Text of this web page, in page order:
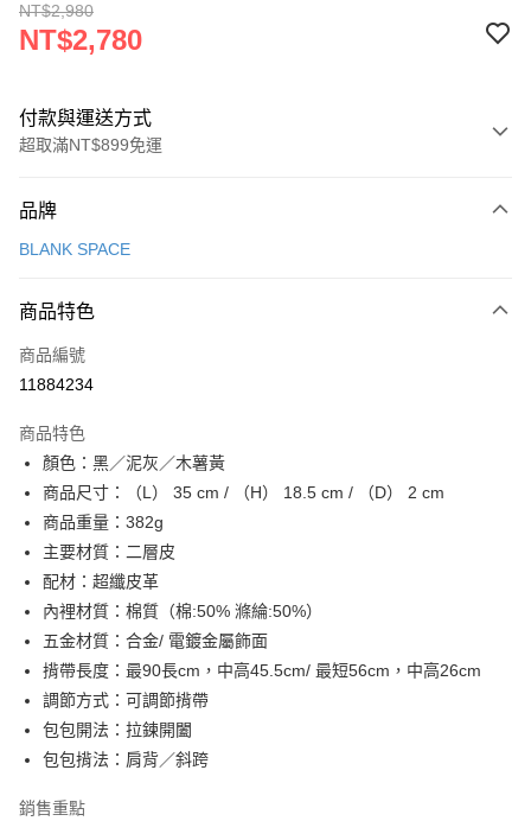
NT$2,980
NT$2,780
付款與運送方式
超取滿NT$899免運
信用卡一次付款
Apple Pay
街口支付
Google Pay
全盈+PAY
大哥付你分期
相關說明
【大哥付你分期使用說明】
1.本服務由台灣大哥大提供，台灣大哥大用戶可立即使用無須另外申請。
2.付款方式選擇「大哥付你分期」，訂單成立後會自動跳轉到大哥付的交易
流程，驗證手機門號後，選擇欲分期的期數、繳款截止日，確認付款後即完
成交易。
3.實際核准額度、可分期數及費用金額請依後續交易確認頁面所載為準。
消。如遇「轉專審核」未通過狀況，表示未達大哥付你分期系統評分，恕無
法說明評估內容。
1.分期款項不併入電信帳單，「大哥付你分期」於每月結算日後寄送繳費提
AFTEE先享後付
相關說明
【關於「AFTEE先享後付」】
AFTEE先享後付是「在收到商品之後才付款」的支付方式。 讓您購物簡單
便利好安心！
１．簡單：不需註冊會員、不需綁卡、不需儲值。
３．安心：先確認商品／服務後，再付款。
【「AFTEE先享後付」結帳流程】
ATM付款
運送方式
每筆NT$70，滿NT$899(含以上)免運費
品牌
BLANK SPACE
商品特色
商品編號
11884234
商品特色
顏色：黑／泥灰／木薯黃
商品尺寸：（L） 35 cm / （H） 18.5 cm / （D） 2 cm
商品重量：382g
主要材質：二層皮
配材：超纖皮革
內裡材質：棉質（棉:50% 滌綸:50%）
五金材質：合金/ 電鍍金屬飾面
揹帶長度：最90長cm，中高45.5cm/ 最短56cm，中高26cm
調節方式：可調節揹帶
包包開法：拉鍊開闔
包包揹法：肩背／斜跨
銷售重點